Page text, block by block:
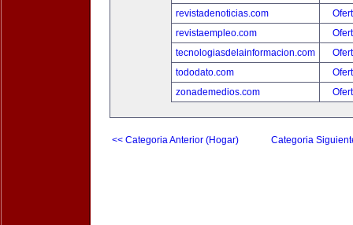
revistadenoticias.com
revistaempleo.com
tecnologiasdelainformacion.com
tododato.com
zonademedios.com
<< Categoria Anterior (Hogar) Categoria